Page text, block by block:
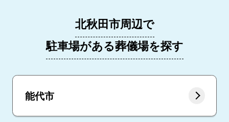
北秋田市周辺で
駐車場がある葬儀場を探す
能代市